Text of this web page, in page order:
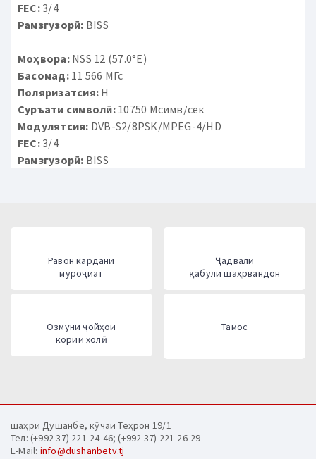
FEC:3/4
Рамзгузорӣ: BISS
Моҳвора:NSS 12 (57.0°E)
Басомад:11 566 МГс
Поляризатсия: H
Суръати символӣ:10750 Мсимв/сек
Модулятсия: DVB-S2/8PSK/MPEG-4/HD
FEC:3/4
Рамзгузорӣ: BISS
Равон кардани
муроҷиат
Ҷадвали
қабули шаҳрвандон
Озмуни ҷойҳои
кории холӣ
Тамос
шаҳри Душанбе, кӯчаи Теҳрон 19/1
Тел: (+992 37) 221-24-46; (+992 37) 221-26-29
E-Mail: info@dushanbetv.tj